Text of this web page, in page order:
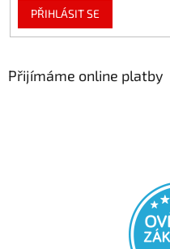
PŘIHLÁSIT SE
Přijímáme online platby